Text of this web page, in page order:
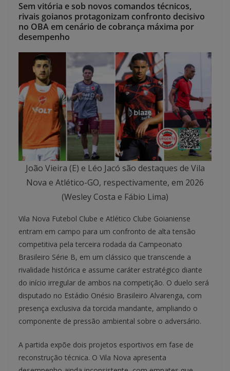
Sem vitória e sob novos comandos técnicos,
rivais goianos protagonizam confronto decisivo
no OBA em cenário de cobrança máxima por
desempenho
João Vieira (E) e Léo Jacó são destaques de Vila
Nova e Atlético-GO, respectivamente, em 2026
(Wesley Costa e Fábio Lima)
Vila Nova Futebol Clube e Atlético Clube Goianiense
entram em campo para um confronto de alta tensão
competitiva pela terceira rodada da Campeonato
Brasileiro Série B, em um clássico que transcende a
rivalidade histórica e assume caráter estratégico diante
do início irregular de ambos na competição. O duelo será
disputado no Estádio Onésio Brasileiro Alvarenga, com
presença exclusiva da torcida mandante, ampliando o
componente de pressão ambiental sobre o adversário.
A partida expõe dois projetos esportivos em fase de
reconstrução técnica. O Vila Nova apresenta